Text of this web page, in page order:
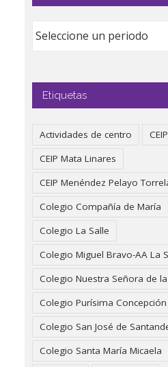
Etiquetas
Actividades de centro
CEIP Mata Linares
CEIP Menéndez Pelayo
Colegio Compañía de María
Colegio La Salle
Colegio Miguel Bravo-AA La
Colegio Nuestra Señora de
Colegio Purísima Concepción
Colegio San José de
Colegio Santa María Micaela